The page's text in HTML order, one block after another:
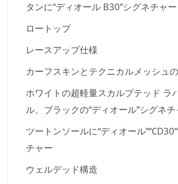
タンに“ディオール B30”シグネチャー
ロートップ
レースアップ仕様
カーフスキンとテクニカルメッシュ
ホワイトの超軽量スカルプテッド ラ
ル、ブラックの“ディオール”シグネ
ツートンソールに“ディオール
チャー
ウェルデッド構造